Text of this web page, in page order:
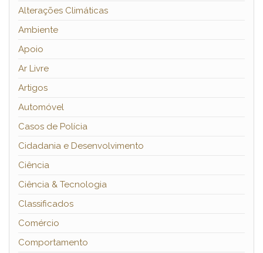
Alterações Climáticas
Ambiente
Apoio
Ar Livre
Artigos
Automóvel
Casos de Polícia
Cidadania e Desenvolvimento
Ciência
Ciência & Tecnologia
Classificados
Comércio
Comportamento